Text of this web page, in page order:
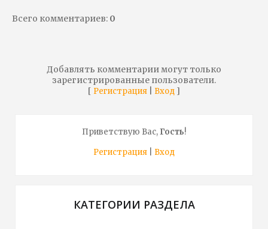
Всего комментариев: 0
Добавлять комментарии могут только
зарегистрированные пользователи.
[ Регистрация Вход ]
Приветствую Вас,Гость!
Регистрация
Вход
КАТЕГОРИИ РАЗДЕЛА